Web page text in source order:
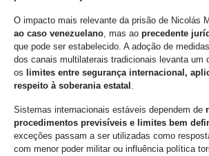
O impacto mais relevante da prisão de Nicolás
ao caso venezuelano, mas ao precedente
que pode ser estabelecido. A adoção de
dos canais multilaterais tradicionais levanta um
os
limites entre segurança internacional,
respeito à soberania estatal .
Sistemas internacionais estáveis dependem de
procedimentos previsíveis e limites bem
exceções passam a ser utilizadas como
com menor poder militar ou influência política